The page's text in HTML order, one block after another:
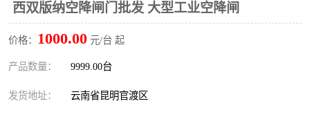
西双版纳空降闸门批发 大型工业空降闸
价格： 1000.00 元/台 起
产品数量： 9999.00台
发货地址： 云南省昆明官渡区